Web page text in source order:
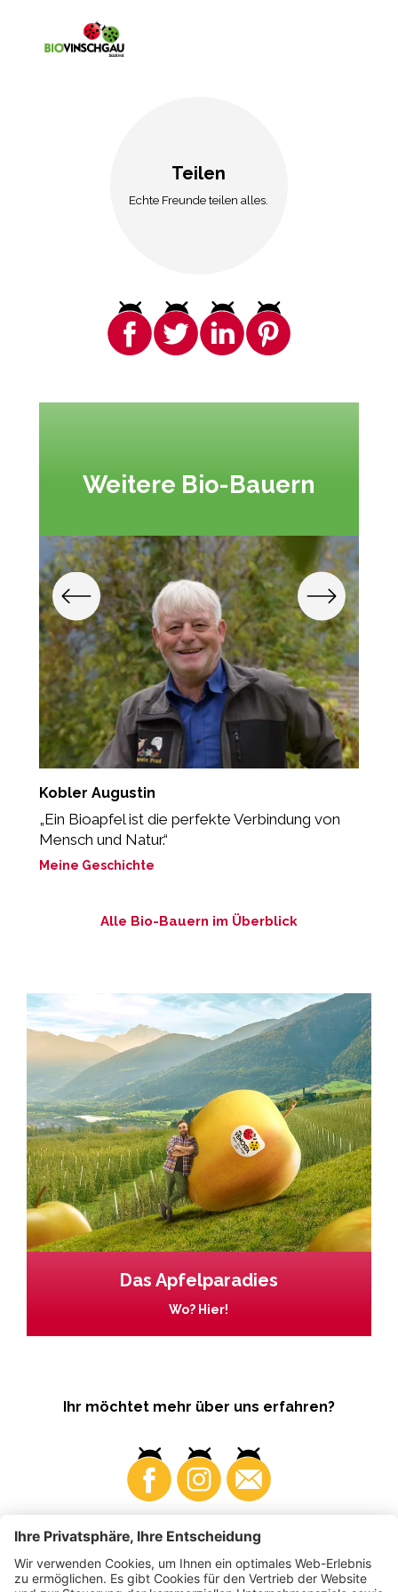
Teilen
Echte Freunde teilen alles.
Weitere Bio-Bauern
Kobler Augustin
„Ein Bioapfel ist die perfekte Verbindung von
Mensch und Natur.“
Meine Geschichte
Alle Bio-Bauern im Überblick
Das Apfelparadies
Wo? Hier!
Ihr möchtet mehr über uns erfahren?
Business Produzenten